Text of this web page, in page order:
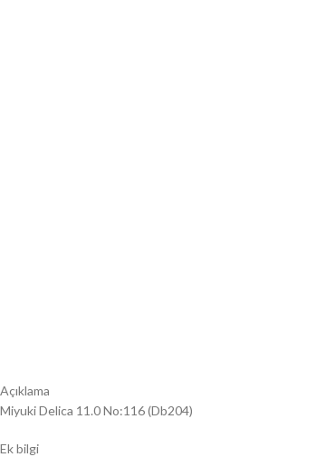
Açıklama
Miyuki Delica 11.0 No:116 (Db204)
Ek bilgi